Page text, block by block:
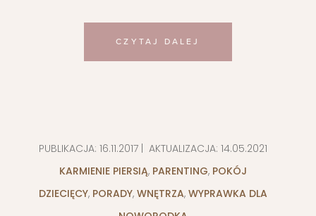
CZYTAJ DALEJ
PUBLIKACJA: 16.11.2017| AKTUALIZACJA: 14.05.2021
KARMIENIE PIERSIĄ, PARENTING, POKÓJ
DZIECIĘCY, PORADY, WNĘTRZA, WYPRAWKA DLA